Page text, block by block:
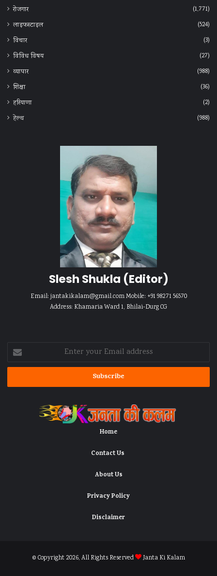
रोजगार
(1,771)
लाइफस्टाइल
(524)
विचार
(3)
विविध विषय
(27)
व्यापार
(988)
शिक्षा
(36)
हरियाणा
(2)
हेल्‍थ
(988)
Slesh Shukla (Editor)
Email:jantakikalam@gmail.comMobile: +91 98271 56570
Address: Khamaria Ward 1, Bhilai-Durg CG
Enter
your
Email
Home
Contact Us
About Us
Privacy Policy
Disclaimer
© Copyright 2026, All Rights Reserved Janta Ki Kalam